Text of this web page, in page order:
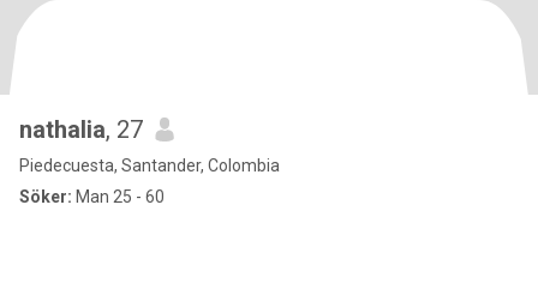
nathalia, 27
Piedecuesta, Santander, Colombia
Söker: Man 25 - 60